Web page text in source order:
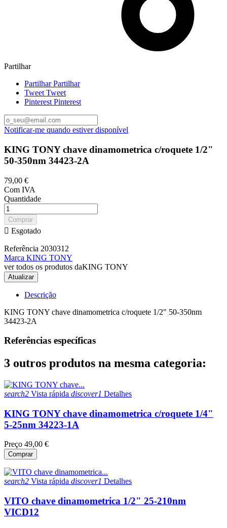
Partilhar
PartilharPartilhar
Tweet Tweet
Pinterest Pinterest
Notificar-me quando estiver disponível
KING TONY chave dinamometrica c/roquete 1/2"
50-350nm 34423-2A
79,00 €
Com IVA
Quantidade
Comprar
 Esgotado
Referência 2030312
Marca KING TONY
ver todos os produtos daKING TONY
Descrição
KING TONY chave dinamometrica c/roquete 1/2" 50-350nm
34423-2A
Referências específicas
3 outros produtos na mesma categoria:
search2 Vista rápida discover1 Detalhes
KING TONY chave dinamometrica c/roquete 1/4"
5-25nm 34223-1A
Preço 49,00 €
Comprar
search2 Vista rápida discover1 Detalhes
VITO chave dinamometrica 1/2" 25-210nm
VICD12